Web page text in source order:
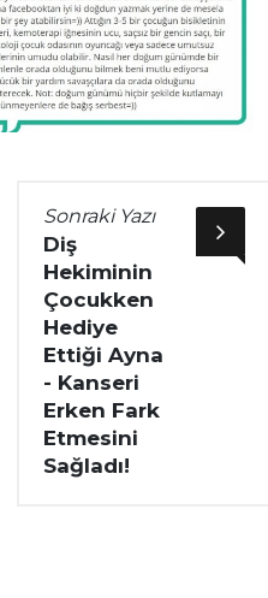
Sonraki Yazı
Diş
Hekiminin
Çocukken
Hediye
Ettiği Ayna
- Kanseri
Erken Fark
Etmesini
Sağladı!